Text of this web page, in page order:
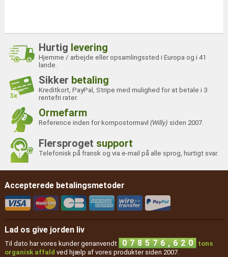
Hurtig levering
Hjemme / arbejde eller opsamlingssted i Europa og i 41
lande.
Sikker betaling
Kreditkort, PayPal, Stripe med mulighed for at betale i 3
rentefri rater.
Ormefarm
Reference inden for kompostormavl(Willy) siden 2007.
Flersproget support
Telefonisk på fransk og via e-mail på alle sprog, hurtigt svar.
Accepterede betalingsmetoder
Lad os give jorden liv
Til dato har vores kunder genanvendt 0 7 8 5 7 6 , 6 2 0
tons
organisk affald ved hjælp af vores produkter siden 2007.